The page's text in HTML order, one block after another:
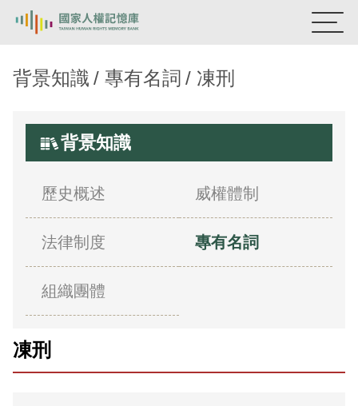
新生訓導處
蛋殼畫
關於我們
意見信箱
背景知識 專有名詞 凍刑
背景知識
歷史概述 威權體制
法律制度 專有名詞
組織團體
凍刑